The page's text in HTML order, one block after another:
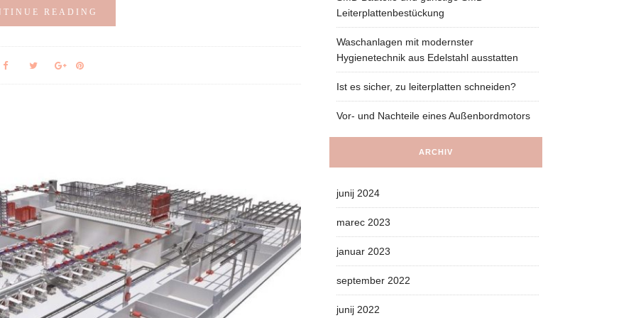
READING
Leiterplattenbestückung
Waschanlagen mit modernster
Hygienetechnik aus Edelstahl ausstatten
Ist es sicher, zu leiterplatten schneiden?
Vor- und Nachteile eines Außenbordmotors
ARCHIV
junij 2024
marec 2023
januar 2023
september 2022
junij 2022